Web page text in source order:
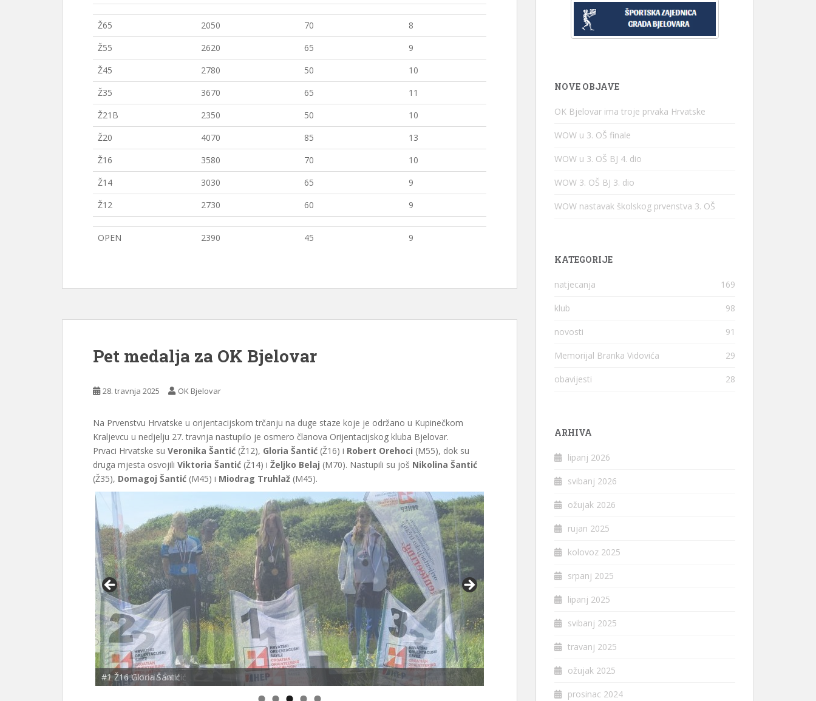
Ž65 2050 70
8
Ž55
2620 65
9
Ž45
2780 50
10
Ž35
3670 65
11
Ž21B
2350 50
10
Ž20
4070 85
13
Ž16
3580 70
10
Ž14
3030 65
9
Ž12
2730 60 9
OPEN 2390 45 9
Pet medalja za OK Bjelovar
28. travnja 2025 OK Bjelovar
Na Prvenstvu Hrvatske u orijentacijskom trčanju na duge staze koje je održano u Kupinečkom
Kraljevcu u nedjelju 27. travnja nastupilo je osmero članova Orijentacijskog kluba Bjelovar.
Prvaci Hrvatske su Veronika Šantić (Ž12), Gloria Šantić (Ž16) i Robert Orehoci (M55), dok su
druga mjesta osvojili Viktoria Šantić (Ž14) i Željko Belaj (M70). Nastupili su još Nikolina Šantić
(Ž35), Domagoj Šantić (M45) i Miodrag Truhlaž (M45).
#1 Ž16 Gloria Šantić
NOVE OBJAVE
OK Bjelovar ima troje prvaka Hrvatske
WOW u 3. OŠ finale
WOW u 3. OŠ BJ 4. dio
WOW 3. OŠ BJ 3. dio
WOW nastavak školskog prvenstva 3. OŠ
KATEGORIJE
natjecanja 169
klub 98
novosti 91
Memorijal Branka Vidovića 29
obavijesti 28
ARHIVA
lipanj 2026
svibanj 2026
ožujak 2026
rujan 2025
kolovoz 2025
srpanj 2025
lipanj 2025
svibanj 2025
travanj 2025
ožujak 2025
prosinac 2024